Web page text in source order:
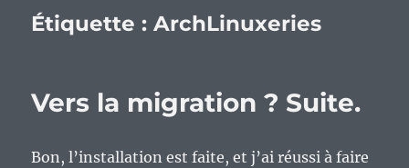
Étiquette :ArchLinuxeries
Vers la migration ? Suite.
Bon, l’installation est faite, et j’ai réussi à faire